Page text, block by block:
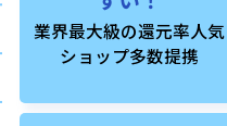
業界最大級の還元率人気
ショップ多数提携